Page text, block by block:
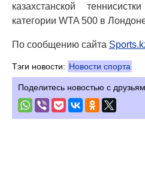
казахстанской
категории WTA 500 в
По сообщению сайта
Тэги новости: Новости спорта
Поделитесь новостью с